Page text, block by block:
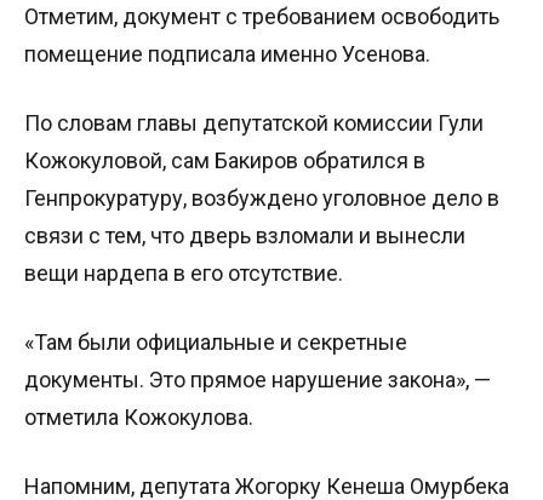
Отметим, документ с требованием освободить
помещение подписала именно Усенова.
По словам главы депутатской комиссии Гули
Кожокуловой, сам Бакиров обратился в
Генпрокуратуру, возбуждено уголовное дело в
связи с тем, что дверь взломали и вынесли
вещи нардепа в его отсутствие.
«Там были официальные и секретные
документы. Это прямое нарушение закона», —
отметила Кожокулова.
Напомним, депутата Жогорку Кенеша Омурбека